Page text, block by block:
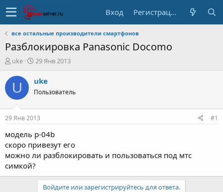
Вход Регистрация
все остальные производители смартфонов
Разблокировка Panasonic Docomo
А
т
р
е
м
ы
uke
Д
т
н
ч
а
л
а
29 Янв 2013
U uke
Пользователь
29 Янв 2013 #1
модель р-04b
скоро привезут его
можно ли разблокировать и пользоваться под мтс
симкой?
Войдите или зарегистрируйтесь для ответа.